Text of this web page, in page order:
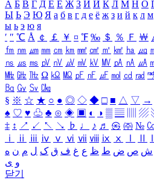
А Б В Г Д Е Ё Ж З И Й К Л М Н О
Ы Ь Э Ю Я а б в г д е ё ж з и й к л м
ы ь э ю я
′ ″ ℃ Å ￠ ￡ ￥ ¤ ℉ ‰ ＄ ％ Ｆ ￦
㎙ ㎚ ㎛ ㎜ ㎝ ㎞ ㎟ ㎠ ㎡ ㎢ ㏊ ㎍
㎱ ㎲ ㎳ ㎴ ㎵ ㎶ ㎷ ㎸ ㎹ ㎀ ㎁ ㎂
㎒ ㎓ ㎔ Ω ㏀ ㏁ ㎊ ㎋ ㎌ ㏖ ㏅ ㎭
㏃ ㏉ ㏜ ㏆
§ ※ ☆ ★ ○ ● ◎ ◇ ◆ □ ■ △ ▽ →
♠ ♡ ♥ ♧ ♣ ⊙ ◈ ▣ ◐ ◑ ▒ ▤ ▨
‡ ↕ ↗ ↙ ↖ ↘ ♭ ♩ ♪ ♬ ㉿ ㈜ №
ⅰ
ⅱ ⅲ ⅳ ⅴ ⅵ ⅶ ⅷ ⅸ ⅹ
ش ص ض ط ظ ع غ ف ق ک ل م ن ه
و ی
닫기